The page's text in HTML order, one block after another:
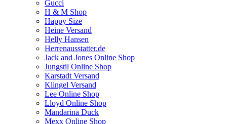
Gucci
H & M Shop
Happy Size
Heine Versand
Helly Hansen
Herrenausstatter.de
Jack and Jones Online Shop
Jungstil Online Shop
Karstadt Versand
Klingel Versand
Lee Online Shop
Lloyd Online Shop
Mandarina Duck
Mexx Online Shop